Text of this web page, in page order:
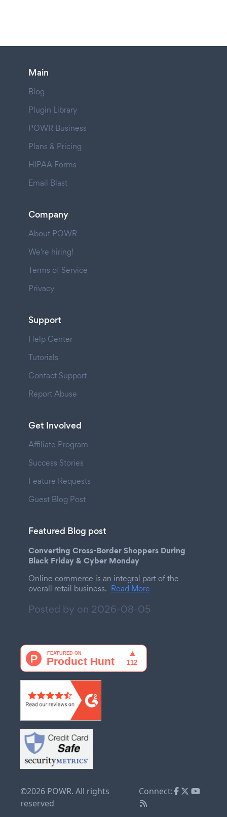
Main
Blog
Plugin Library
POWR Business
Plans & Pricing
HIPAA Forms
Email Blast
Company
About POWR
We're hiring!
Terms of Service
Privacy
Support
Help Center
Tutorials
Contact Support
Report Abuse
Get Involved
Affiliate Program
Success Stories
Feature Requests
Guest Blog Post
Featured Blog post
Converting Cross-Border Shoppers During
Black Friday & Cyber Monday
Online commerce is an integral part of the
overall retail business. Read More
Posted by on 2026-08-05
©2026 POWR. All rights
reserved
Connect: